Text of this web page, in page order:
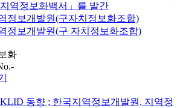
역정보화백서」를 발간
정보개발원(구자치정보화조합)
정보개발원(구 자치정보화조합)
화
동향 ; 한국지역정보개발원, 지역정